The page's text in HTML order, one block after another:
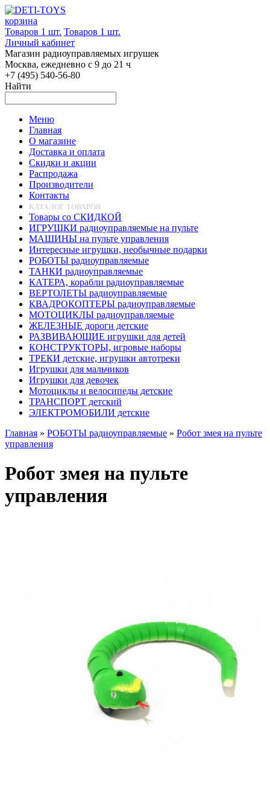
корзина
Товаров 1 шт. Товаров 1 шт.
Личный кабинет
Магазин радиоуправляемых игрушек
Москва, ежедневно с 9 до 21 ч
+7 (495) 540-56-80
Найти
Меню
Главная
О магазине
Доставка и оплата
Скидки и акции
Распродажа
Производители
Контакты
КАТАЛОГ ТОВАРОВ
Товары со СКИДКОЙ
ИГРУШКИ радиоуправляемые на пульте
МАШИНЫ на пульте управления
Интересные игрушки, необычные подарки
РОБОТЫ радиоуправляемые
ТАНКИ радиоуправляемые
КАТЕРА, корабли радиоуправляемые
ВЕРТОЛЕТЫ радиоуправляемые
КВАДРОКОПТЕРЫ радиоуправляемые
МОТОЦИКЛЫ радиоуправляемые
ЖЕЛЕЗНЫЕ дороги детские
РАЗВИВАЮЩИЕ игрушки для детей
КОНСТРУКТОРЫ, игровые наборы
ТРЕКИ детские, игрушки автотреки
Игрушки для мальчиков
Игрушки для девочек
Мотоциклы и велосипеды детские
ТРАНСПОРТ детский
ЭЛЕКТРОМОБИЛИ детские
Главная » РОБОТЫ радиоуправляемые » Робот змея на пульте
управления
Робот змея на пульте
управления